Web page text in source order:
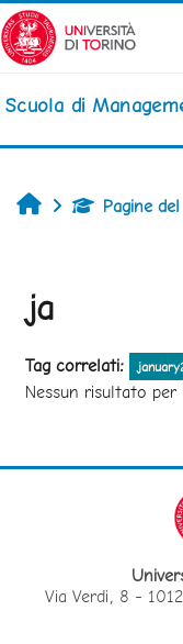
Vai al contenuto
Scuola di
HomePagine
ja
Tag correlati:
Nessun risultato per
Via Verdi, 8 -